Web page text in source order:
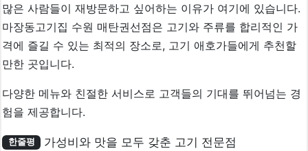
많은 사람들이 재방문하고 싶어하는 이유가 여기에 있습니다.
마장동고기집 수원 매탄권선점은 고기와 주류를 합리적인 가
격에 즐길 수 있는 최적의 장소로, 고기 애호가들에게 추천할
만한 곳입니다.
다양한 메뉴와 친절한 서비스로 고객들의 기대를 뛰어넘는 경
험을 제공합니다.
한줄평 가성비와 맛을 모두 갖춘 고기 전문점